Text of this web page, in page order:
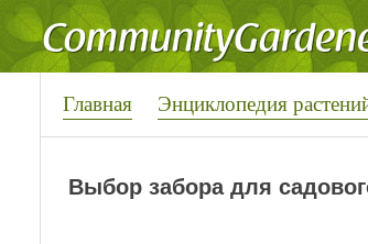
Главная Энциклопедия
Выбор забора для